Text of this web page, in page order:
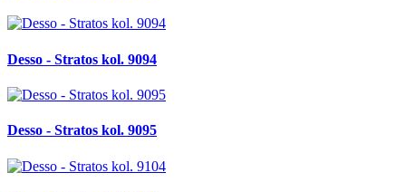
Desso - Stratos kol. 9094
Desso - Stratos kol. 9095